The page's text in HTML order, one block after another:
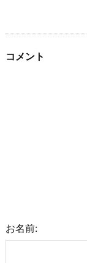
コメント
お名前: